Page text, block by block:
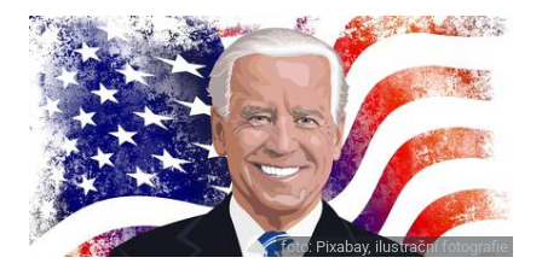
foto: Pixabay, ilustrační fotografie